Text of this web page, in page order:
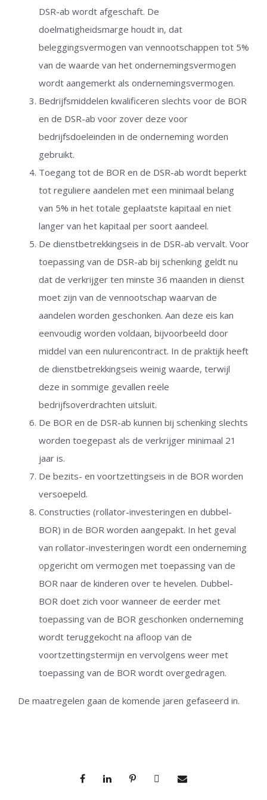
DSR-ab wordt afgeschaft. De
doelmatigheidsmarge houdt in, dat
beleggingsvermogen van vennootschappen tot 5%
van de waarde van het ondernemingsvermogen
wordt aangemerkt als ondernemingsvermogen.
Bedrijfsmiddelen kwalificeren slechts voor de BOR
en de DSR-ab voor zover deze voor
bedrijfsdoeleinden in de onderneming worden
gebruikt.
Toegang tot de BOR en de DSR-ab wordt beperkt
tot reguliere aandelen met een minimaal belang
van 5% in het totale geplaatste kapitaal en niet
langer van het kapitaal per soort aandeel.
De dienstbetrekkingseis in de DSR-ab vervalt. Voor
toepassing van de DSR-ab bij schenking geldt nu
dat de verkrijger ten minste 36 maanden in dienst
moet zijn van de vennootschap waarvan de
aandelen worden geschonken. Aan deze eis kan
eenvoudig worden voldaan, bijvoorbeeld door
middel van een nulurencontract. In de praktijk heeft
de dienstbetrekkingseis weinig waarde, terwijl
deze in sommige gevallen reële
bedrijfsoverdrachten uitsluit.
De BOR en de DSR-ab kunnen bij schenking slechts
worden toegepast als de verkrijger minimaal 21
jaar is.
De bezits- en voortzettingseis in de BOR worden
versoepeld.
Constructies (rollator-investeringen en dubbel-
BOR) in de BOR worden aangepakt. In het geval
van rollator-investeringen wordt een onderneming
opgericht om vermogen met toepassing van de
BOR naar de kinderen over te hevelen. Dubbel-
BOR doet zich voor wanneer de eerder met
toepassing van de BOR geschonken onderneming
wordt teruggekocht na afloop van de
voortzettingstermijn en vervolgens weer met
toepassing van de BOR wordt overgedragen.
De maatregelen gaan de komende jaren gefaseerd in.